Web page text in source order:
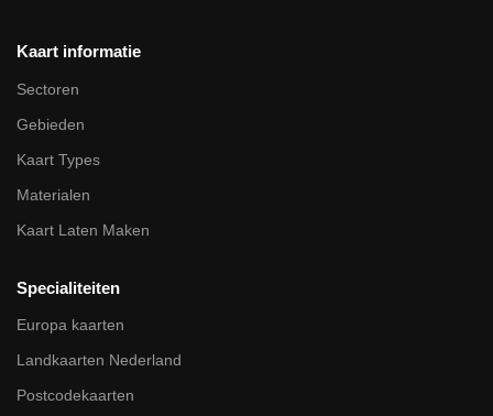
Kaart informatie
Sectoren
Gebieden
Kaart Types
Materialen
Kaart Laten Maken
Specialiteiten
Europa kaarten
Landkaarten Nederland
Postcodekaarten